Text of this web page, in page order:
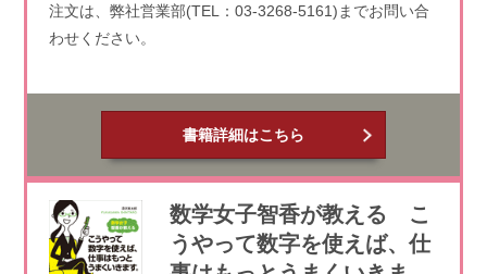
注文は、弊社営業部(TEL：03-3268-5161)までお問い合
わせください。
書籍詳細はこちら
数学女子智香が教える こ
うやって数字を使えば、仕